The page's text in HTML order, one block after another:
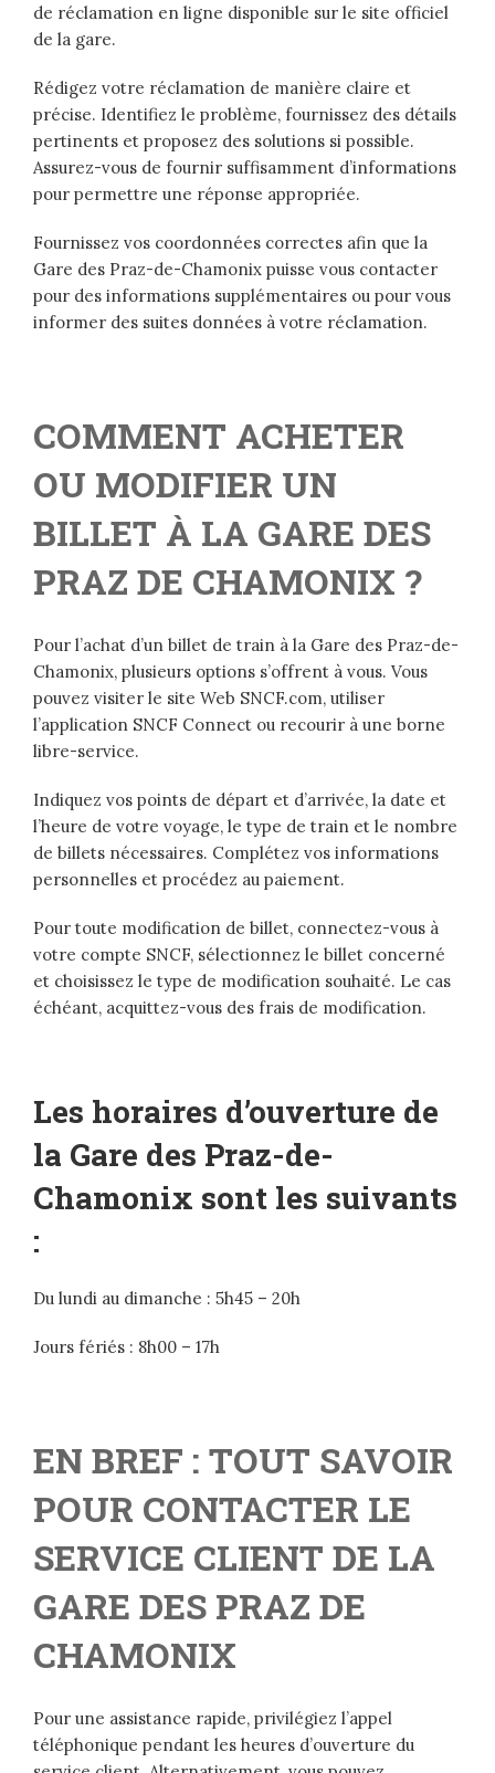
de réclamation en ligne disponible sur le site officiel
de la gare.
Rédigez votre réclamation de manière claire et
précise. Identifiez le problème, fournissez des détails
pertinents et proposez des solutions si possible.
Assurez-vous de fournir suffisamment d’informations
pour permettre une réponse appropriée.
Fournissez vos coordonnées correctes afin que la
Gare des Praz-de-Chamonix puisse vous contacter
pour des informations supplémentaires ou pour vous
informer des suites données à votre réclamation.
COMMENT ACHETER
OU MODIFIER UN
BILLET À LA GARE DES
PRAZ DE CHAMONIX ?
Pour l’achat d’un billet de train à la Gare des Praz-de-
Chamonix, plusieurs options s’offrent à vous. Vous
pouvez visiter le site Web SNCF.com, utiliser
l’application SNCF Connect ou recourir à une borne
libre-service.
Indiquez vos points de départ et d’arrivée, la date et
l’heure de votre voyage, le type de train et le nombre
de billets nécessaires. Complétez vos informations
personnelles et procédez au paiement.
Pour toute modification de billet, connectez-vous à
votre compte SNCF, sélectionnez le billet concerné
et choisissez le type de modification souhaité. Le cas
échéant, acquittez-vous des frais de modification.
Les horaires d’ouverture de
la Gare des Praz-de-
Chamonix sont les suivants
:
Du lundi au dimanche : 5h45 – 20h
Jours fériés : 8h00 – 17h
EN BREF : TOUT SAVOIR
POUR CONTACTER LE
SERVICE CLIENT DE LA
GARE DES PRAZ DE
CHAMONIX
Pour une assistance rapide, privilégiez l’appel
téléphonique pendant les heures d’ouverture du